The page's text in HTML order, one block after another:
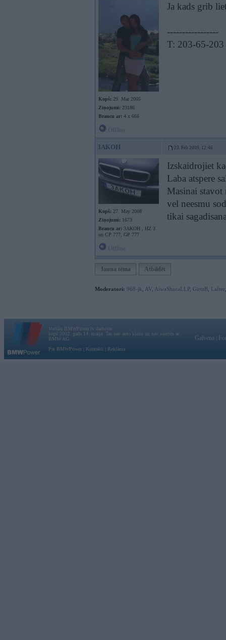
Kopš: 29. Mar 2005
Ziņojumi: 23186
Braucu ar: 4 x 666
Ja kads grib
-----------------
T: 203-65-203
3AKOH 23. Feb 2009, 12:46
Kopš: 27. May 2008
Ziņojumi: 1673
Braucu ar: 3AKOH , HZ 3
un CP 777, GP 777
Izskaidrojiet
Laba atspere
Masinai stavot
vel neesmu
tikai
Jauna tēma Atbildēt
Moderatori: 968-jk AV AiwaShuraLLP, GirtzB Lafter
Vortāls BMWPower.lv darbojas
kopš 2002. gada 14. maija. Tas nav auto klubs un nav saistīts ar
BMW AG.
Par BMWPower
Kontakti Reklāma
Galvena